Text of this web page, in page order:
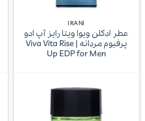
خرید عطر ویوا ویتا
خرید عطر مردانهIRANI
عطر ادکلن ویوا ویتا رایز آپ ادو
پرفیوم مردانه | Viva Vita Rise
Up EDP for Men